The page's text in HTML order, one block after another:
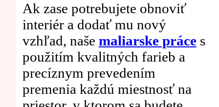
Ak zase potrebujete obnoviť
interiér a dodať mu nový
vzhľad, naše maliarske práces
použitím kvalitných farieb a
precíznym prevedením
premenia každú miestnosť na